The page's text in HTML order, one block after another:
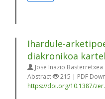
Ihardule-
diakronikoa
Jose Inazio Basterretxea
Abstract
215 | PDF
https://doi.org/10.1387/